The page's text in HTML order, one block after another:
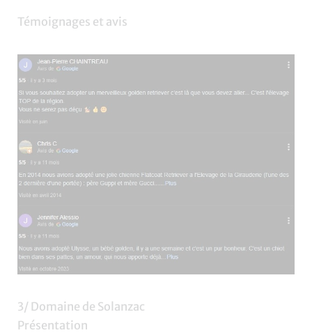
Témoignages et avis
3/ Domaine de Solanzac
Présentation